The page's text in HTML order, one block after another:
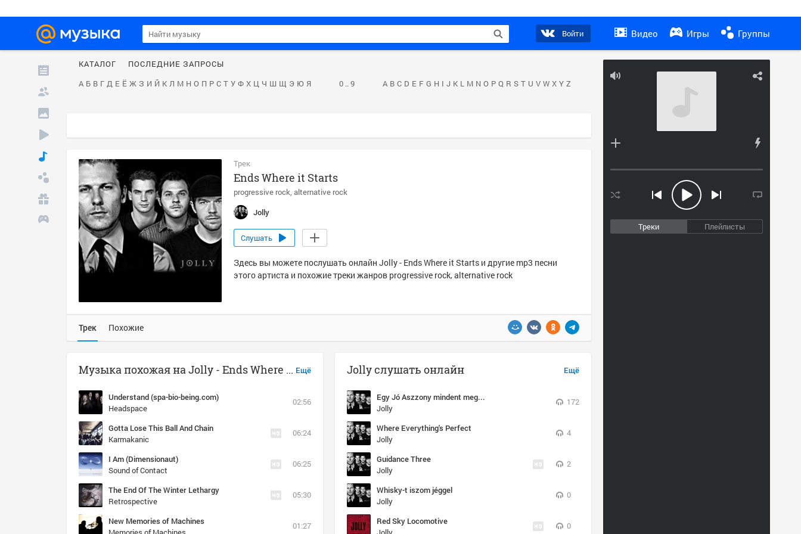
Войти Видео Игры Группы
Треки Плейлисты
КАТАЛОГ
ПОСЛЕДНИЕ ЗАПРОСЫ
А Б В Г Д Е Ё Ж З И Й К Л М Н О П Р С Т У Ф Х Ц Ч Ш Щ Э Ю Я 0 .. 9 A B C D E F G H I J K L M N O P Q R S T U V W X Y Z
Трек
Ends Where it Starts
progressive rock alternative rock
Jolly
Слушать
Здесь вы можете послушать онлайн Jolly - Ends Where it Starts и другие mp3 песни
этого артиста и похожие треки жанров progressive rock, alternative rock
Трек Похожие
Ещё
Музыка похожая на Jolly - Ends Where it Starts
Understand (spa-bio-being.com)
Headspace
02:56
Gotta Lose This Ball And Chain
Karmakanic
06:24
I Am (Dimensionaut)
Sound of Contact
06:25
The End Of The Winter Lethargy
Retrospective
05:30
New Memories of Machines
01:27
Ещё
Jolly слушать онлайн
Egy Jó Aszzony mindent megbocsáj
Jolly
172
Where Everything's Perfect
Jolly
4
Guidance Three
Jolly
2
Whisky-t iszom jéggel
Jolly
0
Red Sky Locomotive
0